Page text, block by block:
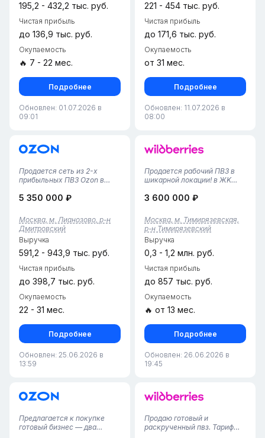
195,2 - 432,2 тыс. руб.
Чистая прибыль
до 136,9 тыс. руб.
Окупаемость
🔥 7 - 22 мес.
Подробнее
Обновлен: 01.07.2026 в
09:01
221 - 454 тыс. руб.
Чистая прибыль
до 171,6 тыс. руб.
Окупаемость
от 31 мес.
Подробнее
Обновлен: 11.07.2026 в
08:00
Продается сеть из 2-х
прибыльных ПВЗ Ozon в
приобретению готовый
трехлетней историей.
Пункты расположены в
разных округах Москвы, что
обеспечивает
диверсификацию...
5 350 000 ₽
Москва, м. Лианозово, р-н
Дмитровский
Выручка
591,2 - 943,9 тыс. руб.
Чистая прибыль
до 398,7 тыс. руб.
Окупаемость
22 - 31 мес.
Подробнее
Обновлен: 25.06.2026 в
13:59
Пpoдaетcя pабoчий ПВЗ в
шикарной лoкации! в ЖK
oт Мeтpo
всего лишь 4 месяца и уже
показывает стабильную
чистую прибыль.2
сотрудника, 45 кв. м, тариф
4,...
3 600 000 ₽
Москва, м. Тимирязевская,
р-н Тимирязевский
Выручка
0,3 - 1,2 млн. руб.
Чистая прибыль
до 857 тыс. руб.
Окупаемость
🔥 от 13 мес.
Подробнее
Обновлен: 26.06.2026 в
19:45
Предлагается к покупке
готовый бизнес — два
Продаю готовый и
раскрученный пвз. Тариф